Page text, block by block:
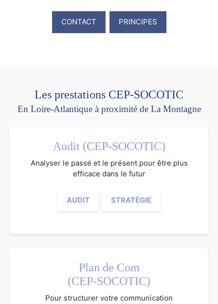
CONTACT PRINCIPES
Les prestations CEP-SOCOTIC
En Loire-Atlantique à proximité de La Montagne
Audit (CEP-SOCOTIC)
Analyser le passé et le présent pour être plus
efficace dans le futur
AUDIT STRATÉGIE
Plan de Com
(CEP-SOCOTIC)
Pour structurer votre communication